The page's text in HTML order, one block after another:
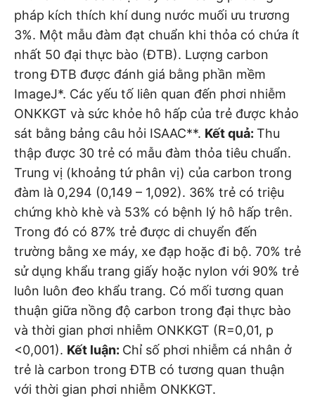
pháp kích thích khí dung nước muối ưu trương
3%. Một mẫu đàm đạt chuẩn khi thỏa có chứa ít
nhất 50 đại thực bào (ĐTB). Lượng carbon
trong ĐTB được đánh giá bằng phần mềm
ImageJ*. Các yếu tố liên quan đến phơi nhiễm
ONKKGT và sức khỏe hô hấp của trẻ được khảo
sát bằng bảng câu hỏi ISAAC**. Kết quả: Thu
thập được 30 trẻ có mẫu đàm thỏa tiêu chuẩn.
Trung vị (khoảng tứ phân vị) của carbon trong
đàm là 0,294 (0,149 – 1,092). 36% trẻ có triệu
chứng khò khè và 53% có bệnh lý hô hấp trên.
Trong đó có 87% trẻ được di chuyển đến
trường bằng xe máy, xe đạp hoặc đi bộ. 70% trẻ
sử dụng khẩu trang giấy hoặc nylon với 90% trẻ
luôn luôn đeo khẩu trang. Có mối tương quan
thuận giữa nồng độ carbon trong đại thực bào
và thời gian phơi nhiễm ONKKGT (R=0,01, p
<0,001). Kết luận: Chỉ số phơi nhiễm cá nhân ở
trẻ là carbon trong ĐTB có tương quan thuận
với thời gian phơi nhiễm ONKKGT.